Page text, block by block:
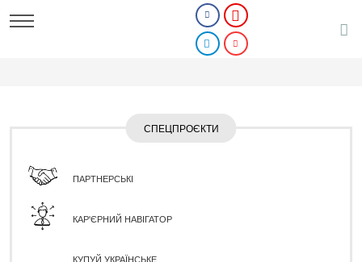
СПЕЦПРОЄКТИ
ПАРТНЕРСЬКІ
КАР'ЄРНИЙ НАВІГАТОР
КУПУЙ УКРАЇНСЬКЕ